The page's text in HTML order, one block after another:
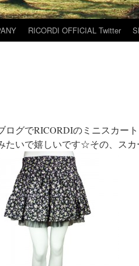
RICORDI OFFICIAL Twitter
グでRICORDIのミニスカー
たいで嬉しいです☆その、ス